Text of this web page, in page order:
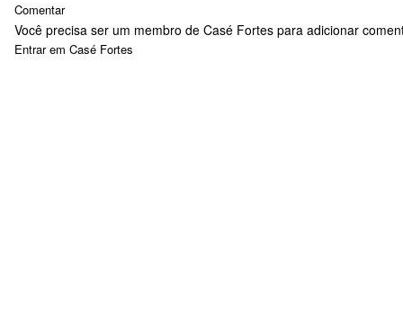
Comentar
Você precisa ser um membro de Casé Fortes para adicionar
Entrar em Casé Fortes